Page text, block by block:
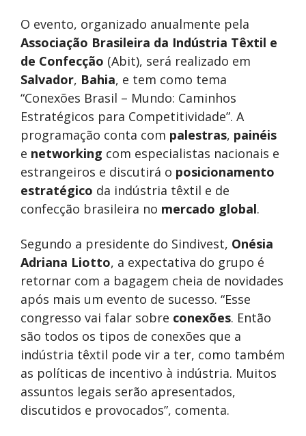
O evento, organizado anualmente pela
Associação Brasileira da Indústria Têxtil e
de Confecção (Abit), será realizado em
Salvador, Bahia, e tem como tema
“Conexões Brasil – Mundo: Caminhos
Estratégicos para Competitividade”. A
programação conta com palestras, painéis
e networking com especialistas nacionais e
estrangeiros e discutirá o posicionamento
estratégico da indústria têxtil e de
confecção brasileira no mercado global.
Segundo a presidente do Sindivest, Onésia
Adriana Liotto, a expectativa do grupo é
retornar com a bagagem cheia de novidades
após mais um evento de sucesso. “Esse
congresso vai falar sobre conexões. Então
são todos os tipos de conexões que a
indústria têxtil pode vir a ter, como também
as políticas de incentivo à indústria. Muitos
assuntos legais serão apresentados,
discutidos e provocados”, comenta.